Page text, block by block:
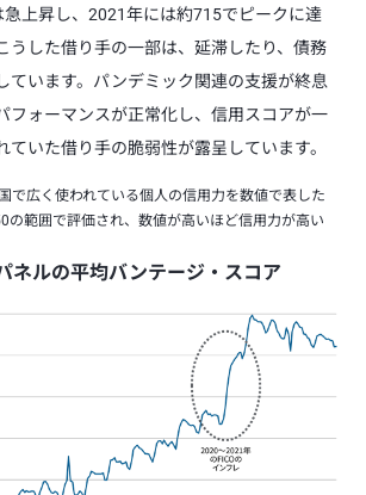
急上昇し、2021年には約715でピークに達
うした借り手の一部は、延滞したり、債務
ています。パンデミック関連の支援が終息
フォーマンスが正常化し、信用スコアが一
ていた借り手の脆弱性が露呈しています。
で広く使われている個人の信用力を数値で表した
の範囲で評価され、数値が高いほど信用力が高い
ネルの平均バンテージ・スコア